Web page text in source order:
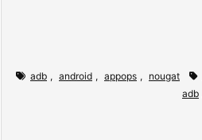
adb , android , appops , nougat
adb